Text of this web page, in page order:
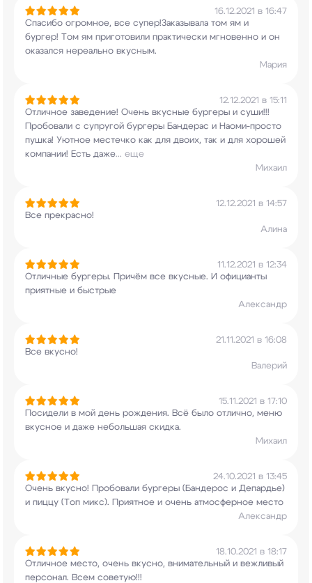
16.12.2021 в 16:47
Спасибо огромное, все супер!Заказывала том ям и
бургер! Том ям приготовили практически мгновенно и он
оказался нереально вкусным.
Мария
12.12.2021 в 15:11
Отличное заведение! Очень вкусные бургеры и суши!!!
Пробовали с супругой бургеры Бандерас и Наоми-просто
пушка! Уютное местечко как для двоих, так и для хорошей
компании! Есть даже... еще
Михаил
12.12.2021 в 14:57
Все прекрасно!
Алина
11.12.2021 в 12:34
Отличные бургеры. Причём все вкусные. И официанты
приятные и быстрые
Александр
21.11.2021 в 16:08
Все вкусно!
Валерий
15.11.2021 в 17:10
Посидели в мой день рождения. Всё было отлично, меню
вкусное и даже небольшая скидка.
Михаил
24.10.2021 в 13:45
Очень вкусно! Пробовали бургеры (Бандерос и Депардье)
и пиццу (Топ микс). Приятное и очень атмосферное место
Александр
18.10.2021 в 18:17
Отличное место, очень вкусно, внимательный и вежливый
персонал. Всем советую!!!